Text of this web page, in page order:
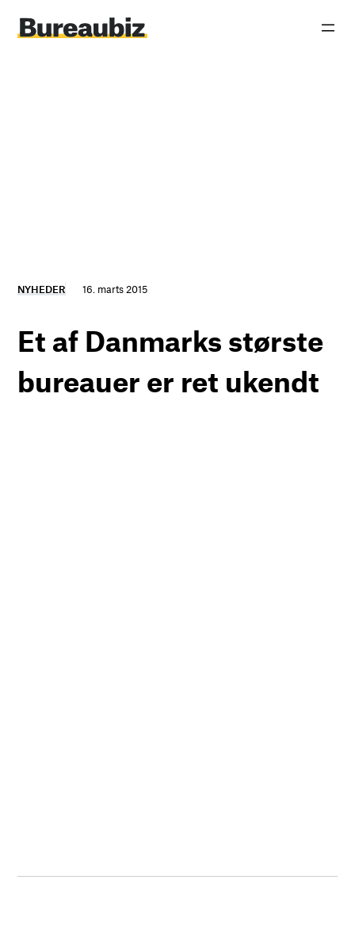
indhold
NYHEDER 16. marts 2015
Et af Danmarks største
bureauer er ret ukendt